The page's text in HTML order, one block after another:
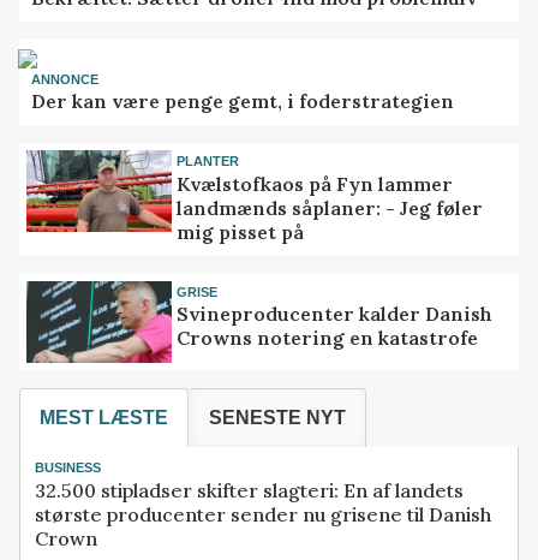
ANNONCE
Der kan være penge gemt, i foderstrategien
PLANTER
Kvælstofkaos på Fyn lammer
landmænds såplaner: - Jeg føler
mig pisset på
GRISE
Svineproducenter kalder Danish
Crowns notering en katastrofe
MEST LÆSTE SENESTE NYT
BUSINESS
32.500 stipladser skifter slagteri: En af landets
største producenter sender nu grisene til Danish
Crown